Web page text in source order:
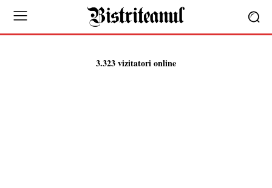
3.323 vizitatori online